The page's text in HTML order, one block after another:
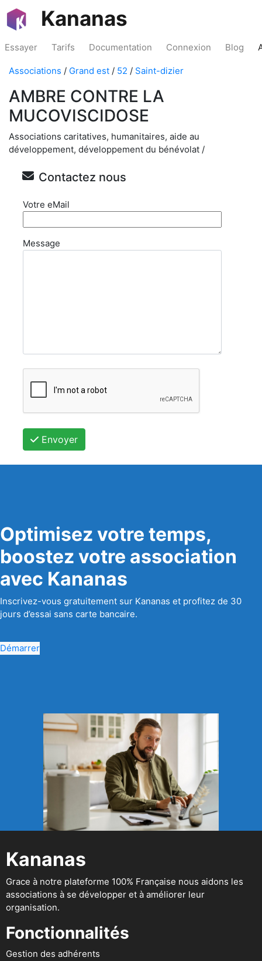
Kananas
Essayer Tarifs Documentation Connexion Blog
Associations / Grand est / 52 / Saint-dizier
AMBRE CONTRE LA
MUCOVISCIDOSE
Associations caritatives, humanitaires, aide au
développement, développement du bénévolat /
Contactez nous
Votre eMail
Message
Envoyer
Optimisez votre temps,
boostez votre association
avec Kananas
Inscrivez-vous gratuitement sur Kananas et profitez de 30
jours d’essai sans carte bancaire.
Démarrer
Kananas
Grace à notre plateforme 100% Française nous aidons les
associations à se développer et à améliorer leur
organisation.
Fonctionnalités
Gestion des adhérents